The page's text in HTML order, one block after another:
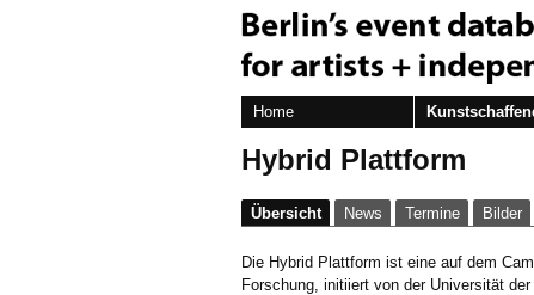
Home
Hybrid Plattform
Übersicht News Termine Bilder
Die Hybrid Plattform ist eine auf dem
Forschung, initiiert von der Universität